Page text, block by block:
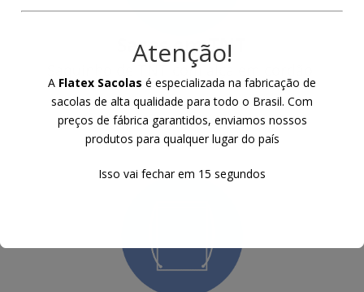
Sacos em TNT
Saquinho de TNT com alça em cordão.
Atenção!
A Flatex Sacolas é especializada na fabricação de
sacolas de alta qualidade para todo o Brasil. Com
preços de fábrica garantidos, enviamos nossos
produtos para qualquer lugar do país
Isso vai fechar em 14 segundos